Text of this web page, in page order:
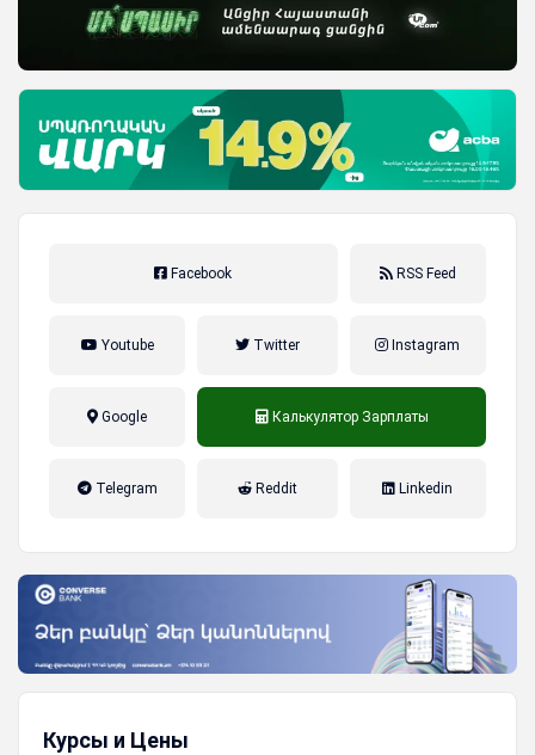
Facebook RSS Feed
Youtube Twitter Instagram
Google Калькулятор Зарплаты
Telegram Reddit Linkedin
Курсы и Цены